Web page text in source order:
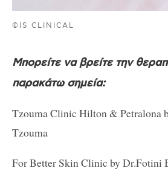
©IS CLINICAL
Μπορείτε να βρείτε την
παρακάτω σημεία:
Tzouma Clinic Hilton & Petralona
Tzouma
For Better Skin Clinic by Dr.Fotini